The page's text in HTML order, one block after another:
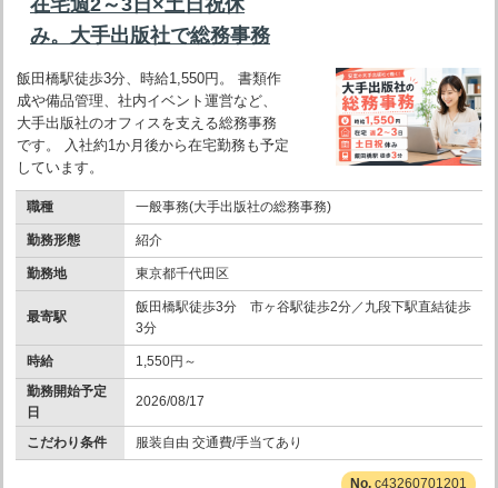
在宅週2～3日×土日祝休
み。大手出版社で総務事務
飯田橋駅徒歩3分、時給1,550円。 書類作
成や備品管理、社内イベント運営など、
大手出版社のオフィスを支える総務事務
です。 入社約1か月後から在宅勤務も予定
しています。
職種 一般事務(大手出版社の総務事務)
勤務形態 紹介
勤務地 東京都千代田区
最寄駅
飯田橋駅徒歩3分 市ヶ谷駅徒歩2分／九段下駅直結徒歩
3分
時給
1,550円～
勤務開始予定
日
2026/08/17
こだわり条件 服装自由 交通費/手当てあり
c43260701201